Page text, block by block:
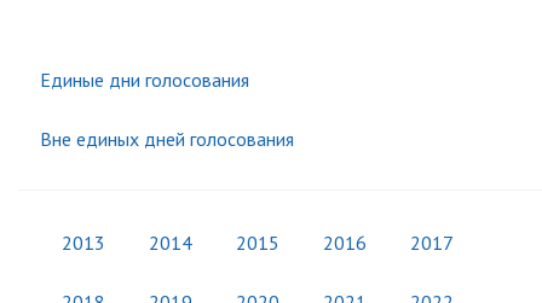
Единые дни голосования
Вне единых дней голосования
2013 2014 2015 2016 2017